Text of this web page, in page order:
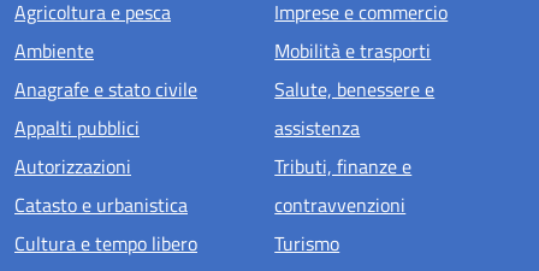
Agricoltura e pesca
Ambiente
Anagrafe e stato civile
Appalti pubblici
Autorizzazioni
Catasto e urbanistica
Cultura e tempo libero
Imprese e commercio
Mobilità e trasporti
Salute, benessere e
assistenza
Tributi, finanze e
contravvenzioni
Turismo